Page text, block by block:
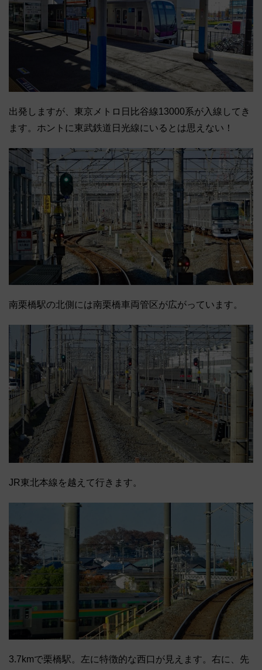
出発しますが、東京メトロ日比谷線13000系が入線してき
ます。ホントに東武鉄道日光線にいるとは思えない！
南栗橋駅の北側には南栗橋車両管区が広がっています。
JR東北本線を越えて行きます。
3.7kmで栗橋駅。左に特徴的な西口が見えます。右に、先